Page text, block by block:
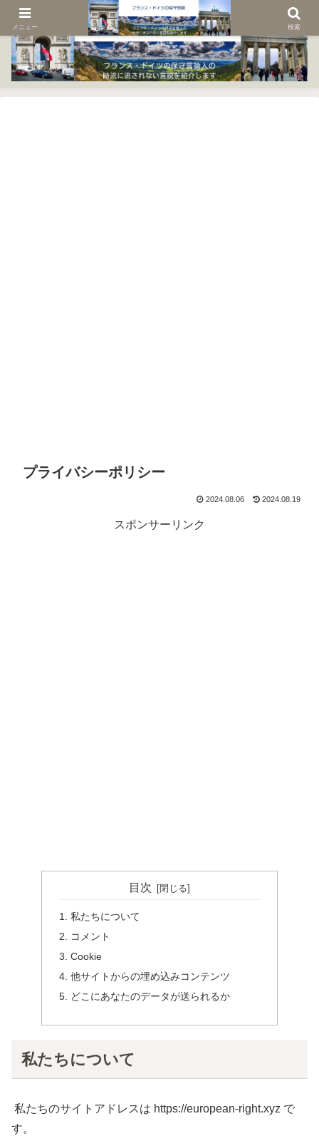
プライバシーポリシー
2024.08.06 2024.08.19
スポンサーリンク
目次
私たちについて
コメント
Cookie
他サイトからの埋め込みコンテンツ
どこにあなたのデータが送られるか
私たちについて
私たちのサイトアドレスは https://european-right.xyz で
す。
メニュー 検索